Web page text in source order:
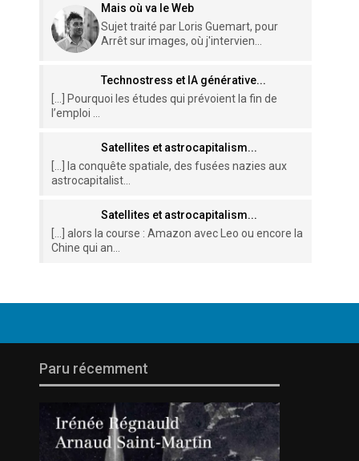
Mais où va le Web
Sujet traité par Loris Guemart, pour
Arrêt sur images, où j'intervien...
Technostress et IA générative...
[…] Pourquoi les études qui prévoient la fin de
l’emploi ...
Satellites et astrocapitalism...
[…] la conquête spatiale, des fusées nazies aux
astrocapitalist...
Satellites et astrocapitalism...
[…] alors la course : Amazon avec Leo ou encore la
Chine qui an...
Paru récemment